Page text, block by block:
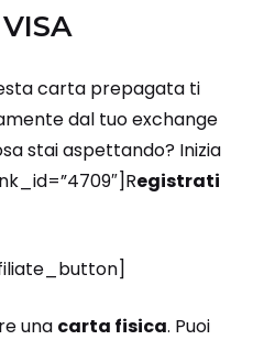
carta prepagata ti
dal tuo exchange
stai aspettando? Inizia
egistrati
una carta fisica. Puoi